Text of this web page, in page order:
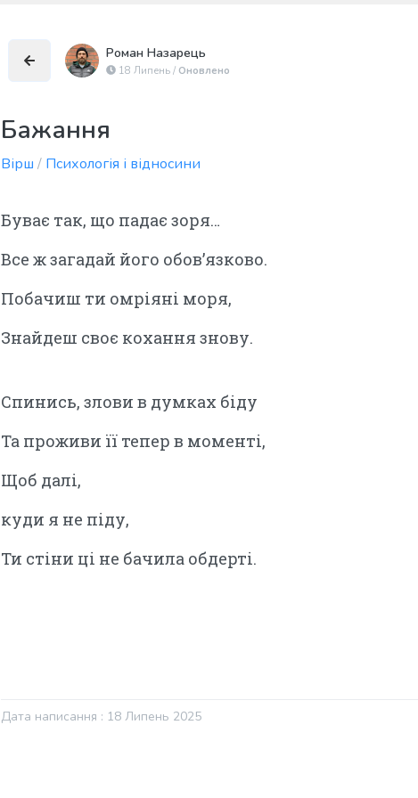
Роман Назарець
18 Липень / Оновлено
Бажання
Вірш / Психологія і відносини
Буває так, що падає зоря…
Все ж загадай його обов’язково.
Побачиш ти омріяні моря,
Знайдеш своє кохання знову.
Спинись, злови в думках біду
Та проживи її тепер в моменті,
Щоб далі,
куди я не піду,
Ти стіни ці не бачила обдерті.
Дата написання : 18 Липень 2025